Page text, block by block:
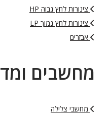
צינורות לחץ גבוה HP
צינורות לחץ נמוך LP
אבזרים
מחשבים
מחשבי צלילה